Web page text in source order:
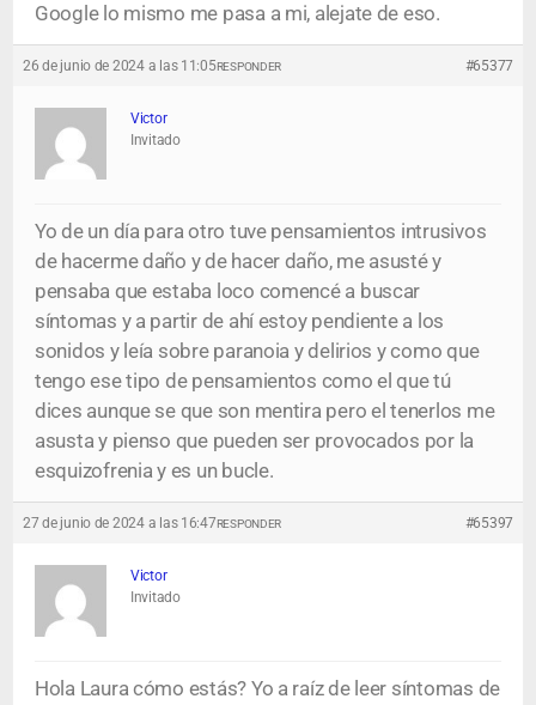
Google lo mismo me pasa a mi, alejate de eso.
26 de junio de 2024 a las 11:05 #65377
RESPONDER
Victor
Invitado
Yo de un día para otro tuve pensamientos intrusivos
de hacerme daño y de hacer daño, me asusté y
pensaba que estaba loco comencé a buscar
síntomas y a partir de ahí estoy pendiente a los
sonidos y leía sobre paranoia y delirios y como que
tengo ese tipo de pensamientos como el que tú
dices aunque se que son mentira pero el tenerlos me
asusta y pienso que pueden ser provocados por la
esquizofrenia y es un bucle.
27 de junio de 2024 a las 16:47 #65397
RESPONDER
Victor
Invitado
Hola Laura cómo estás? Yo a raíz de leer síntomas de